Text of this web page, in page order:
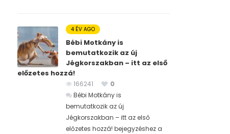
4 ÉV AGO
Bébi Motkány is
bemutatkozik az új
Jégkorszakban – itt az első
előzetes hozzá!
166241
0
Bébi Motkány is
bemutatkozik az új
Jégkorszakban – itt az első
előzetes hozzá! bejegyzéshez a